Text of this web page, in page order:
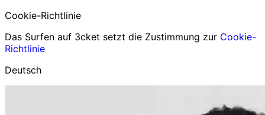
Cookie-Richtlinie
Das Surfen auf 3cket setzt die Zustimmung zur Cookie-
Richtlinie
Deutsch